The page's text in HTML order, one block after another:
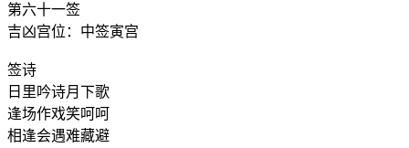
第六十一签
吉凶宫位：中签寅宫
签诗
日里吟诗月下歌
逢场作戏笑呵呵
相逢会遇难藏避